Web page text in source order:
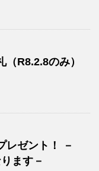
R8.2.8のみ）
レゼント！ －
ます－